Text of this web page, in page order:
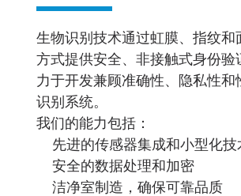
生物识别技术通过虹膜、指纹和
方式提供安全、非接触式身份验
力于开发兼顾准确性、隐私性和
识别系统。
我们的能力包括：
先进的传感器集成和小型化技
安全的数据处理和加密
洁净室制造，确保可靠品质